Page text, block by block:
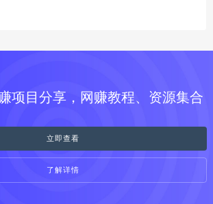
项目分享，网赚教程、资源集合
立即查看
了解详情